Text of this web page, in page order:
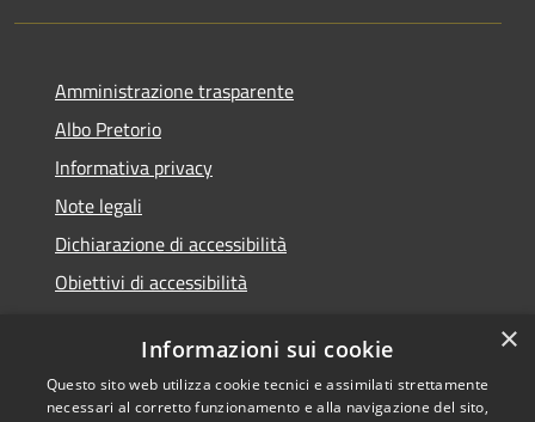
Amministrazione trasparente
Albo Pretorio
Informativa privacy
Note legali
Dichiarazione di accessibilità
Obiettivi di accessibilità
RSS
Comune convenzionato
×
Informazioni sui cookie
Questo sito web utilizza cookie tecnici e assimilati strettamente
necessari al corretto funzionamento e alla navigazione del sito,